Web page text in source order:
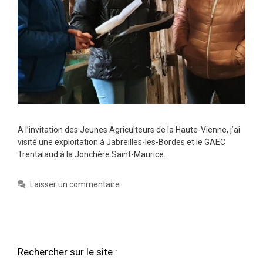
A l’invitation des Jeunes Agriculteurs de la Haute-Vienne, j’ai
visité une exploitation à Jabreilles-les-Bordes et le GAEC
Trentalaud à la Jonchère Saint-Maurice.
Laisser un commentaire
Rechercher sur le site :